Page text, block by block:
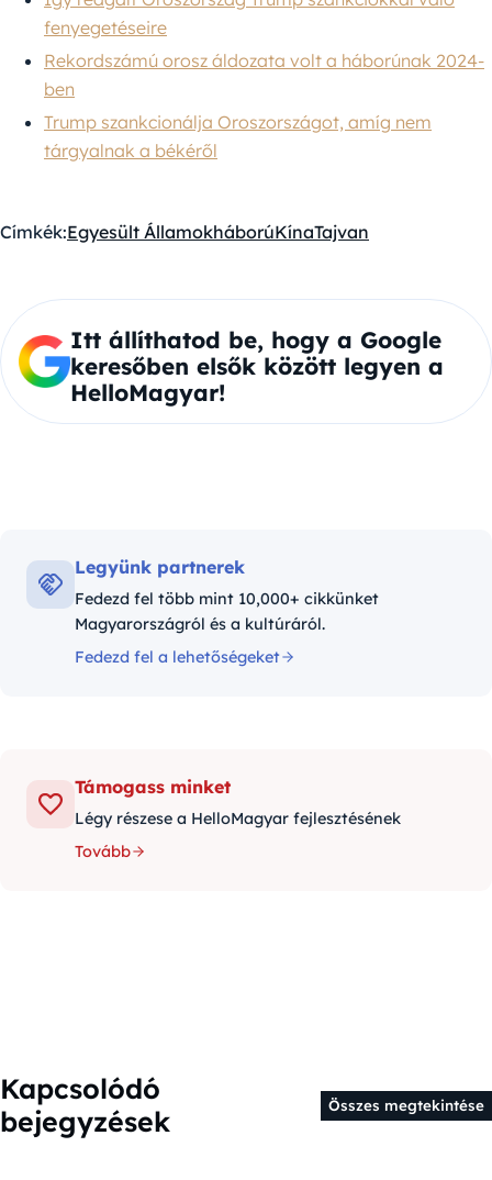
fenyegetéseire
Rekordszámú orosz áldozata volt a háborúnak 2024-
ben
Trump szankcionálja Oroszországot, amíg nem
tárgyalnak a békéről
Címkék:Egyesült ÁllamokháborúKínaTajvan
Itt állíthatod be, hogy a Google
keresőben elsők között legyen a
HelloMagyar!
Legyünk partnerek
Fedezd fel több mint 10,000+ cikkünket
Magyarországról és a kultúráról.
Fedezd fel a lehetőségeket
Támogass minket
Légy részese a HelloMagyar fejlesztésének
Tovább
Kapcsolódó
bejegyzések
Összes megtekintése